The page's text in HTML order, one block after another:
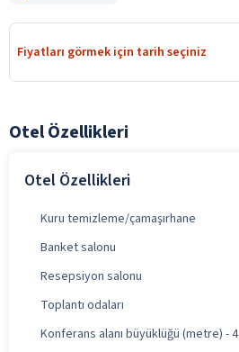
Fiyatları görmek için tarih seçiniz
Otel Özellikleri
Otel Özellikleri
Kuru temizleme/çamaşırhane
Banket salonu
Resepsiyon salonu
Toplantı odaları
Konferans alanı büyüklüğü (metre) - 4